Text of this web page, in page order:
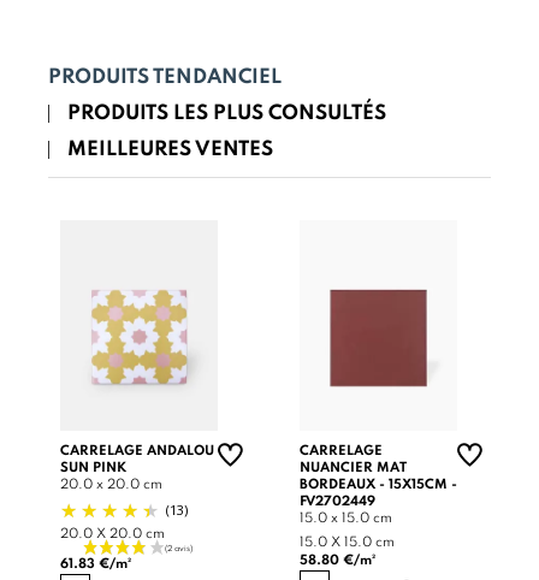
PRODUITS TENDANCIEL
PRODUITS LES PLUS CONSULTÉS
MEILLEURES VENTES
CARRELAGE ANDALOU
SUN PINK
20.0 x 20.0 cm
(13)
20.0 X 20.0 cm
61.83 €/m²
CARRELAGE
NUANCIER MAT
BORDEAUX - 15X15CM -
FV2702449
15.0 x 15.0 cm
15.0 X 15.0 cm
58.80 €/m²